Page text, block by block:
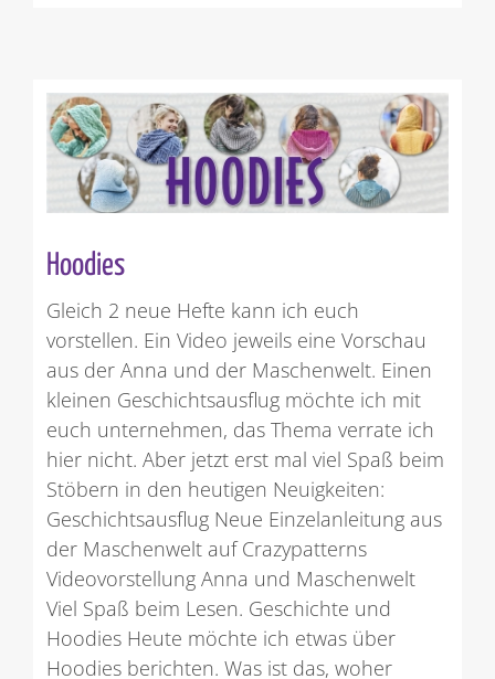
Hoodies
Gleich 2 neue Hefte kann ich euch
vorstellen. Ein Video jeweils eine Vorschau
aus der Anna und der Maschenwelt. Einen
kleinen Geschichtsausflug möchte ich mit
euch unternehmen, das Thema verrate ich
hier nicht. Aber jetzt erst mal viel Spaß beim
Stöbern in den heutigen Neuigkeiten:
Geschichtsausflug Neue Einzelanleitung aus
der Maschenwelt auf Crazypatterns
Videovorstellung Anna und Maschenwelt
Viel Spaß beim Lesen. Geschichte und
Hoodies Heute möchte ich etwas über
Hoodies berichten. Was ist das, woher